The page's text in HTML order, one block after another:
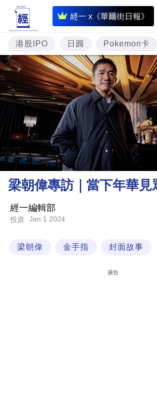
經一 x《華爾街日報》
即
時
財
經
專
題
投
資
樓
市
理
財
業
技
港股IPO 日圓 Pokemon卡
梁朝偉專訪｜當下年華見
經一編輯部
投資 Jan 1 2024
梁朝偉 金手指 封面故事
廣告